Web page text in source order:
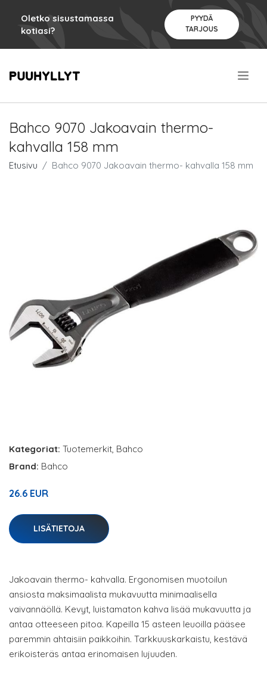
Oletko sisustamassa
kotiasi?
PYYDÄ
TARJOUS
Bahco 9070 Jakoavain thermo-
kahvalla 158 mm
Etusivu Bahco 9070 Jakoavain thermo- kahvalla 158 mm
Kategoriat: Tuotemerkit, Bahco
Brand: Bahco
26.6 EUR
LISÄTIETOJA
Jakoavain thermo- kahvalla. Ergonomisen muotoilun
ansiosta maksimaalista mukavuutta minimaalisella
vaivannäöllä. Kevyt, luistamaton kahva lisää mukavuutta ja
antaa otteeseen pitoa. Kapeilla 15 asteen leuoilla pääsee
paremmin ahtaisiin paikkoihin. Tarkkuuskarkaistu, kestävä
erikoisteräs antaa erinomaisen lujuuden.